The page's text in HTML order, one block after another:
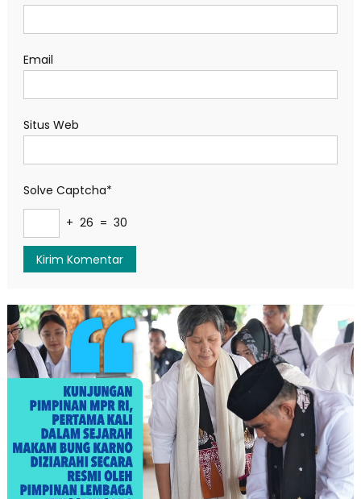
Email
Situs Web
Solve Captcha*
+ 26 = 30